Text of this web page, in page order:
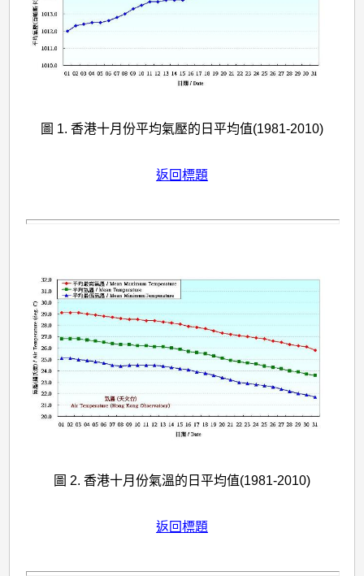
圖 1. 香港十月份平均氣壓的日平均值(1981-2010)
返回標題
圖 2. 香港十月份氣溫的日平均值(1981-2010)
返回標題